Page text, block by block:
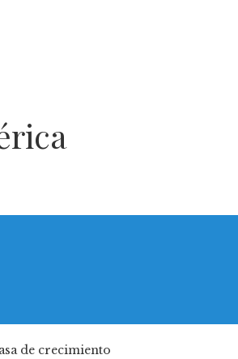
de crecimiento